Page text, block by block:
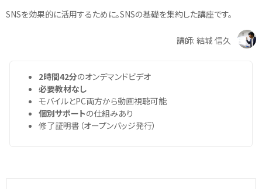
SNSを効果的に活用するために。SNSの基礎を集約した講座です。
講師: 結城 信久
2時間42分のオンデマンドビデオ
必要教材なし
モバイルとPC両方から動画視聴可能
個別サポートの仕組みあり
修了証明書（オープンバッジ発行）